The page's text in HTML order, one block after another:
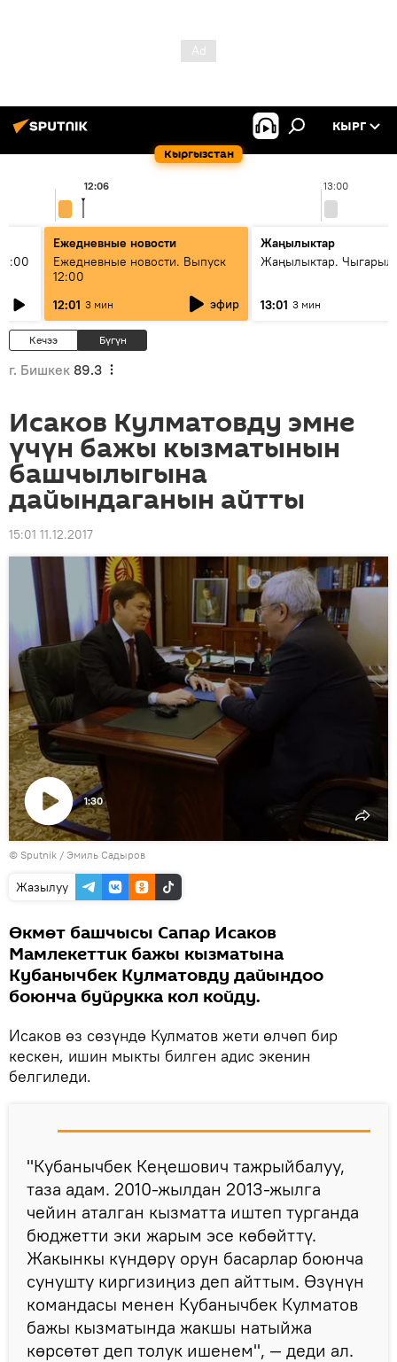
Кыргызстан
КЫРГ
13:00
12:06
Ежедневные новости
Ежедневные новости. Выпуск
12:00
12:01 3 мин эфир
Жаңылыктар
Жаңылыктар.
13:01 3 мин
Кечээ Бүгүн
г. Бишкек 89.3
Исаков Кулматовду эмне
үчүн бажы кызматынын
башчылыгына
дайындаганын айтты
15:01 11.12.2017
Видеону
көрсөтүү
1:30
© Sputnik / Эмиль Садыров
Жазылуу
Өкмөт башчысы Сапар Исаков
Мамлекеттик бажы кызматына
Кубанычбек Кулматовду дайындоо
боюнча буйрукка кол койду.
Исаков өз сөзүндө Кулматов жети өлчөп бир
кескен, ишин мыкты билген адис экенин
белгиледи.
"Кубанычбек Кеңешович тажрыйбалуу,
таза адам. 2010-жылдан 2013-жылга
чейин аталган кызматта иштеп турганда
бюджетти эки жарым эсе көбөйттү.
Жакынкы күндөрү орун басарлар боюнча
сунушту киргизиңиз деп айттым. Өзүнүн
командасы менен Кубанычбек Кулматов
бажы кызматында жакшы натыйжа
көрсөтөт деп толук ишенем", — деди ал.